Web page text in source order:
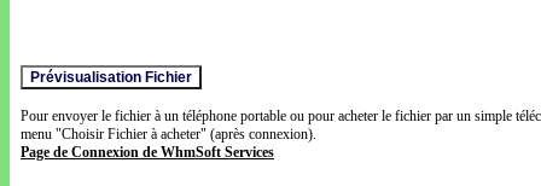
Pour envoyer le fichier à un téléphone portable ou pour acheter le fichier par un simple
menu "Choisir Fichier à acheter" (après connexion).
Page de Connexion de WhmSoft Services